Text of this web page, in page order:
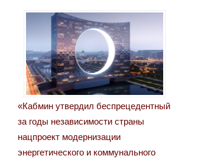
«Кабмин утвердил беспрецедентный
за годы независимости страны
нацпроект модернизации
энергетического и коммунального